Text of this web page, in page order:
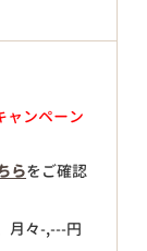
ャンペーン
らをご確認
月々-,---円